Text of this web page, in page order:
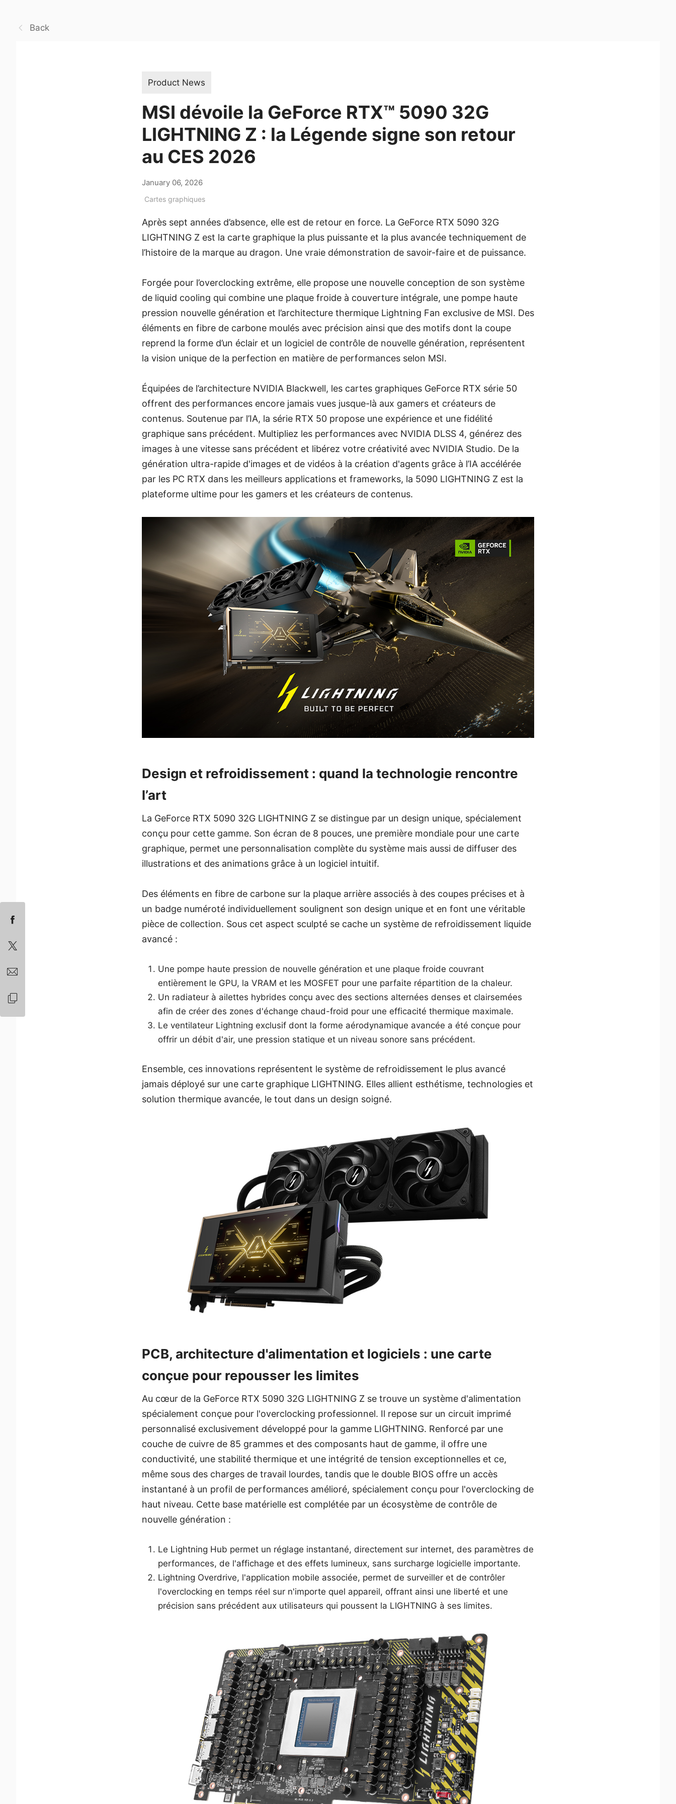
Back
Product News
MSI dévoile la GeForce RTX™ 5090 32G
LIGHTNING Z : la Légende signe son retour
au CES 2026
January 06, 2026
Cartes graphiques
Après sept années d’absence, elle est de retour en force. La GeForce RTX 5090 32G
LIGHTNING Z est la carte graphique la plus puissante et la plus avancée techniquement de
l’histoire de la marque au dragon. Une vraie démonstration de savoir-faire et de puissance.
Forgée pour l’overclocking extrême, elle propose une nouvelle conception de son système
de liquid cooling qui combine une plaque froide à couverture intégrale, une pompe haute
pression nouvelle génération et l’architecture thermique Lightning Fan exclusive de MSI. Des
éléments en fibre de carbone moulés avec précision ainsi que des motifs dont la coupe
reprend la forme d’un éclair et un logiciel de contrôle de nouvelle génération, représentent
la vision unique de la perfection en matière de performances selon MSI.
Équipées de l’architecture NVIDIA Blackwell, les cartes graphiques GeForce RTX série 50
offrent des performances encore jamais vues jusque-là aux gamers et créateurs de
contenus. Soutenue par l’IA, la série RTX 50 propose une expérience et une fidélité
graphique sans précédent. Multipliez les performances avec NVIDIA DLSS 4, générez des
images à une vitesse sans précédent et libérez votre créativité avec NVIDIA Studio. De la
génération ultra-rapide d'images et de vidéos à la création d'agents grâce à l’IA accélérée
par les PC RTX dans les meilleurs applications et frameworks, la 5090 LIGHTNING Z est la
plateforme ultime pour les gamers et les créateurs de contenus.
Design et refroidissement : quand la technologie rencontre
l’art
La GeForce RTX 5090 32G LIGHTNING Z se distingue par un design unique, spécialement
conçu pour cette gamme. Son écran de 8 pouces, une première mondiale pour une carte
graphique, permet une personnalisation complète du système mais aussi de diffuser des
illustrations et des animations grâce à un logiciel intuitif.
Des éléments en fibre de carbone sur la plaque arrière associés à des coupes précises et à
un badge numéroté individuellement soulignent son design unique et en font une véritable
pièce de collection. Sous cet aspect sculpté se cache un système de refroidissement liquide
avancé :
Une pompe haute pression de nouvelle génération et une plaque froide couvrant
entièrement le GPU, la VRAM et les MOSFET pour une parfaite répartition de la chaleur.
Un radiateur à ailettes hybrides conçu avec des sections alternées denses et clairsemées
afin de créer des zones d'échange chaud-froid pour une efficacité thermique maximale.
Le ventilateur Lightning exclusif dont la forme aérodynamique avancée a été conçue pour
offrir un débit d'air, une pression statique et un niveau sonore sans précédent.
Ensemble, ces innovations représentent le système de refroidissement le plus avancé
jamais déployé sur une carte graphique LIGHTNING. Elles allient esthétisme, technologies et
solution thermique avancée, le tout dans un design soigné.
PCB, architecture d'alimentation et logiciels : une carte
conçue pour repousser les limites
Au cœur de la GeForce RTX 5090 32G LIGHTNING Z se trouve un système d'alimentation
spécialement conçue pour l'overclocking professionnel. Il repose sur un circuit imprimé
personnalisé exclusivement développé pour la gamme LIGHTNING. Renforcé par une
couche de cuivre de 85 grammes et des composants haut de gamme, il offre une
conductivité, une stabilité thermique et une intégrité de tension exceptionnelles et ce,
même sous des charges de travail lourdes, tandis que le double BIOS offre un accès
instantané à un profil de performances amélioré, spécialement conçu pour l'overclocking de
haut niveau. Cette base matérielle est complétée par un écosystème de contrôle de
nouvelle génération :
Le Lightning Hub permet un réglage instantané, directement sur internet, des paramètres de
performances, de l'affichage et des effets lumineux, sans surcharge logicielle importante.
Lightning Overdrive, l'application mobile associée, permet de surveiller et de contrôler
l'overclocking en temps réel sur n'importe quel appareil, offrant ainsi une liberté et une
précision sans précédent aux utilisateurs qui poussent la LIGHTNING à ses limites.